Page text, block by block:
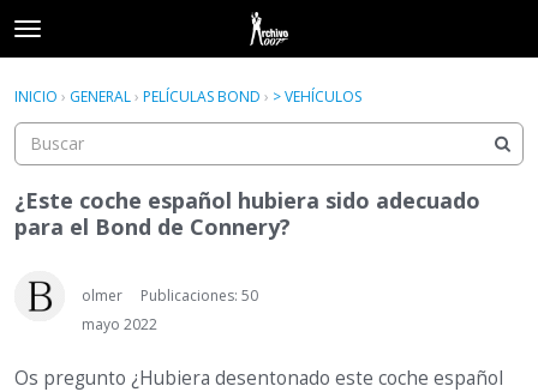
t
o
g
e
m
e
n
Acceder Registrarse
Hilos
Actividad
Acceder Registrarse
INICIO › GENERAL› PELÍCULAS BOND › > VEHÍCULOS
¿Este coche español hubiera sido adecuado
para el Bond de Connery?
olmer
Publicaciones: 50
mayo 2022
Os pregunto ¿Hubiera desentonado este coche español